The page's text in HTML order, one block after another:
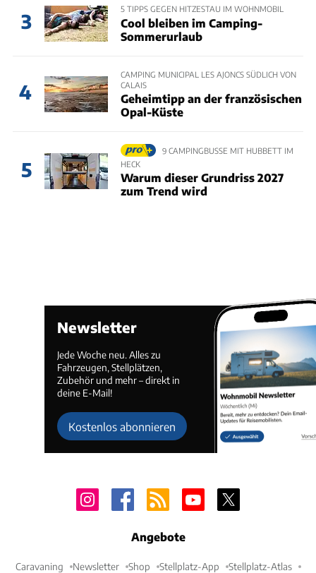
3
5 TIPPS GEGEN HITZESTAU IM WOHNMOBIL
Cool bleiben im Camping-
Sommerurlaub
4
CAMPING MUNICIPAL LES AJONCS SÜDLICH VON
CALAIS
Geheimtipp an der französischen
Opal-Küste
5
9 CAMPINGBUSSE MIT HUBBETT IM
HECK
Warum dieser Grundriss 2027
zum Trend wird
Newsletter
Jede Woche neu. Alles zu
Fahrzeugen, Stellplätzen,
Zubehör und mehr – direkt in
deine E-Mail!
Kostenlos abonnieren
Angebote
Caravaning Newsletter Shop Stellplatz-App Stellplatz-Atlas